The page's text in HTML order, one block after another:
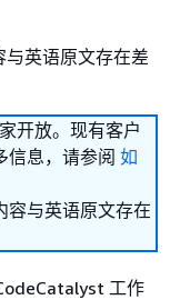
英语原文存在差
开放。现有客户
信息，请参阅 如
容与英语原文存在
工作